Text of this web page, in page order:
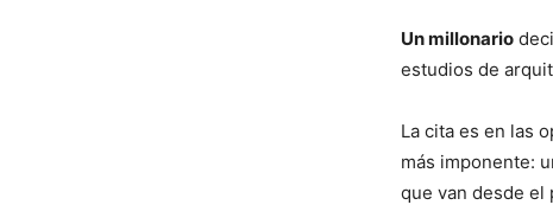
Un millonario
estudios de
La cita es en las
más imponente:
que van desde el